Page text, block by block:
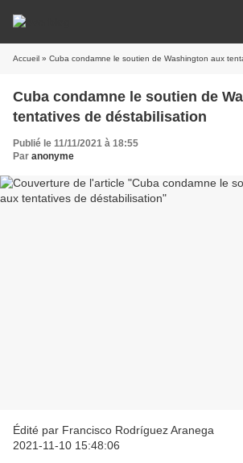
Accueil » Cuba condamne le soutien de Washington aux
Cuba condamne le soutien de
tentatives de déstabilisation
Publié le 11/11/2021 à 18:55
Par anonyme
Édité par Francisco Rodríguez Aranega
2021-11-10 15:48:06